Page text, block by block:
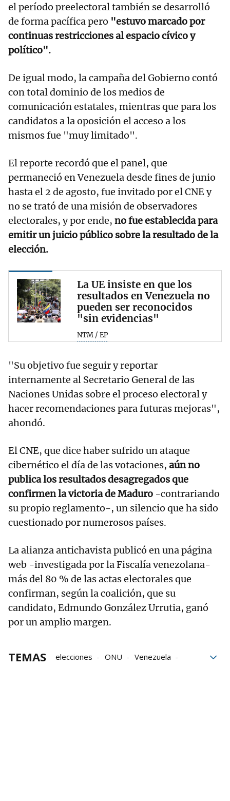
el período preelectoral también se desarrolló
de forma pacífica pero "estuvo marcado por
continuas restricciones al espacio cívico y
político".
De igual modo, la campaña del Gobierno contó
con total dominio de los medios de
comunicación estatales, mientras que para los
candidatos a la oposición el acceso a los
mismos fue "muy limitado".
El reporte recordó que el panel, que
permaneció en Venezuela desde fines de junio
hasta el 2 de agosto, fue invitado por el CNE y
no se trató de una misión de observadores
electorales, y por ende, no fue establecida para
emitir un juicio público sobre la resultado de la
elección.
La UE insiste en que los
resultados en Venezuela no
pueden ser reconocidos
"sin evidencias"
NTM / EP
"Su objetivo fue seguir y reportar
internamente al Secretario General de las
Naciones Unidas sobre el proceso electoral y
hacer recomendaciones para futuras mejoras",
ahondó.
El CNE, que dice haber sufrido un ataque
cibernético el día de las votaciones, aún no
publica los resultados desagregados que
confirmen la victoria de Maduro -contrariando
su propio reglamento-, un silencio que ha sido
cuestionado por numerosos países.
La alianza antichavista publicó en una página
web -investigada por la Fiscalía venezolana-
más del 80 % de las actas electorales que
confirman, según la coalición, que su
candidato, Edmundo González Urrutia, ganó
por un amplio margen.
TEMAS elecciones ONU
Venezuela